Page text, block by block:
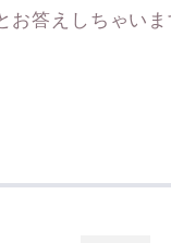
答えしちゃいま